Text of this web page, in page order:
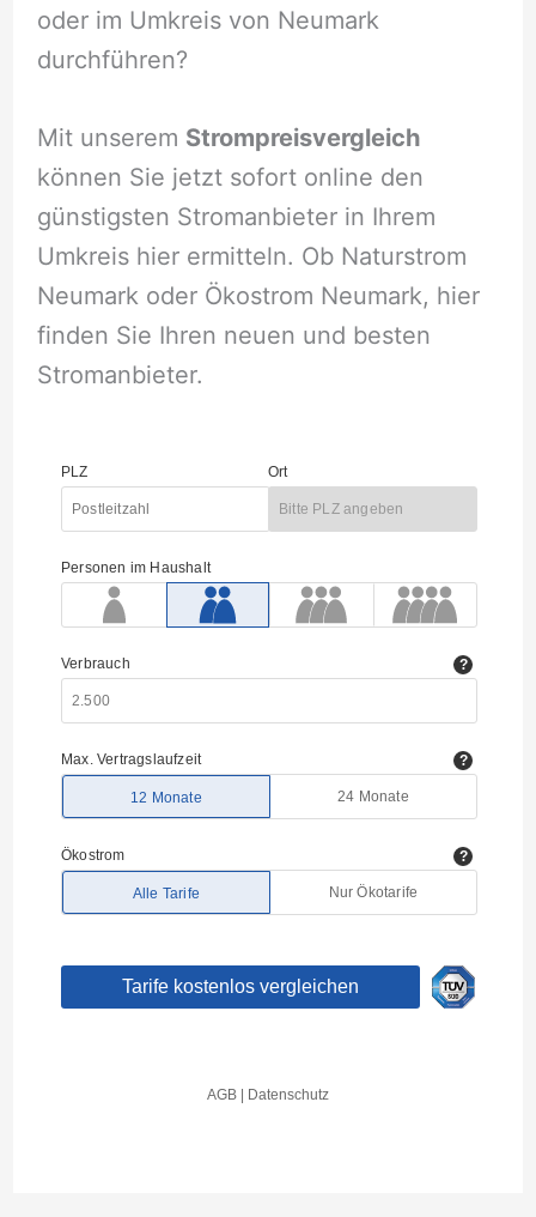
oder im Umkreis von Neumark
durchführen?
Mit unserem Strompreisvergleich
können Sie jetzt sofort online den
günstigsten Stromanbieter in Ihrem
Umkreis hier ermitteln. Ob Naturstrom
Neumark oder Ökostrom Neumark, hier
finden Sie Ihren neuen und besten
Stromanbieter.